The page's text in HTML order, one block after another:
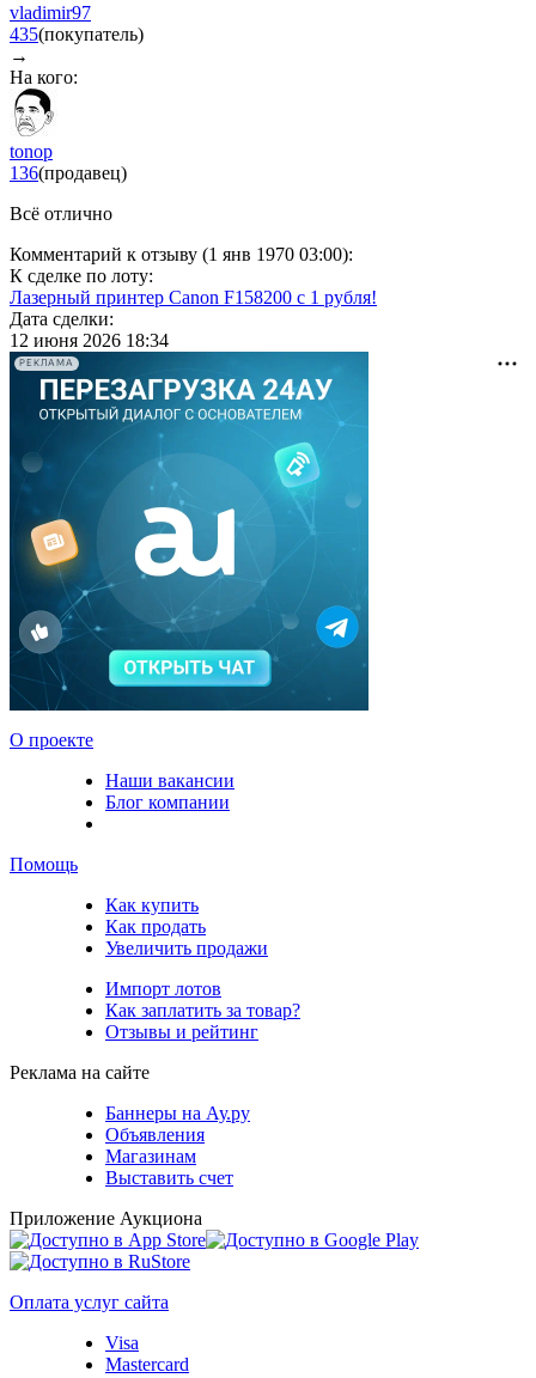
vladimir97
435(покупатель)
→
На кого:
tonop
136(продавец)
Всё отлично
Комментарий к отзыву (1 янв 1970 03:00):
К сделке по лоту:
Лазерный принтер Canon F158200 с 1 рубля!
Дата сделки:
12 июня 2026 18:34
РЕКЛАМА
О проекте
Наши вакансии
Блог компании
Помощь
Как купить
Как продать
Увеличить продажи
Импорт лотов
Как заплатить за товар?
Отзывы и рейтинг
Реклама на сайте
Баннеры на Ау.ру
Объявления
Магазинам
Выставить счет
Приложение Аукциона
Оплата услуг сайта
Visa
Mastercard